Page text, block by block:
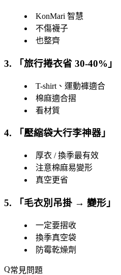
KonMari 智慧
不傷襪子
也整齊
3. 「 旅行捲衣省 30-40% 」
T-shirt、運動褲適合
棉麻適合摺
看材質
4. 「壓縮袋大行李神器 」
厚衣 / 換季最有效
注意棉麻易變形
真空更省
5. 「 毛衣別吊掛 → 變形 」
一定要摺收
換季真空袋
防霉乾燥劑
常見問題